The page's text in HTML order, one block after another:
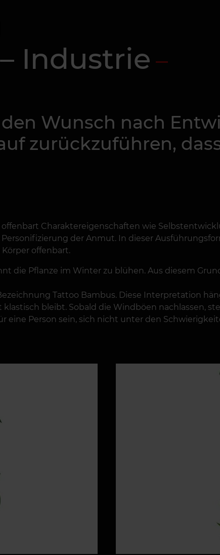
Industrie
Wunsch nach
zurückzuführen,
Charaktereigenschaften wie
der Anmut. In dieser
offenbart.
die Pflanze im Winter zu blühen. Aus diesem
Tattoo Bambus. Diese Interpretation
bleibt. Sobald die Windböen nachlassen,
eine Person sein, sich nicht unter den